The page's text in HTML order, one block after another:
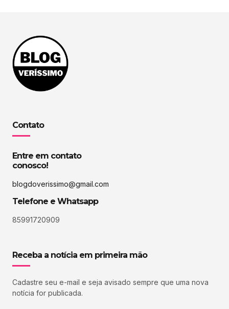
Contato
Entre em contato
conosco!
blogdoverissimo@gmail.com
Telefone e Whatsapp
85991720909
Receba a notícia em primeira mão
Cadastre seu e-mail e seja avisado sempre que uma nova
notícia for publicada.